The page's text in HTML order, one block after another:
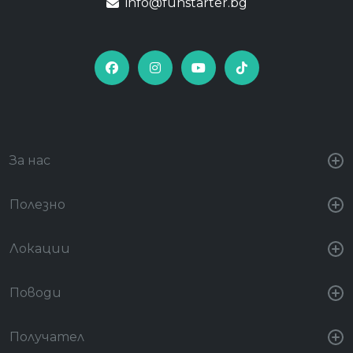
За нас
Полезно
Локации
Поводи
Получател